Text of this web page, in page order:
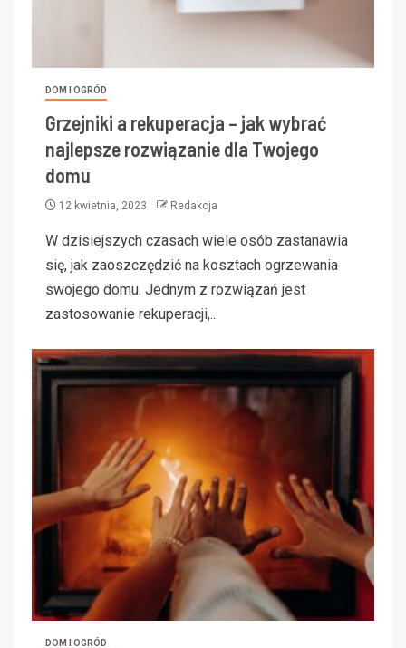
DOM I OGRÓD
Grzejniki a rekuperacja – jak wybrać
najlepsze rozwiązanie dla Twojego
domu
12 kwietnia, 2023 Redakcja
W dzisiejszych czasach wiele osób zastanawia
się, jak zaoszczędzić na kosztach ogrzewania
swojego domu. Jednym z rozwiązań jest
zastosowanie rekuperacji,...
DOM I OGRÓD